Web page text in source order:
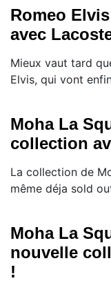
Romeo
avec
Mieux vaut tard
Elvis, qui vont
Moha La
collection
La collection de
même déja sold
Moha La
nouvelle
!